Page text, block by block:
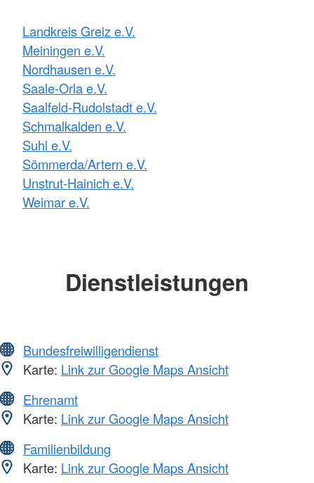
Landkreis Greiz e.V.
Meiningen e.V.
Nordhausen e.V.
Saale-Orla e.V.
Saalfeld-Rudolstadt e.V.
Schmalkalden e.V.
Suhl e.V.
Sömmerda/Artern e.V.
Unstrut-Hainich e.V.
Weimar e.V.
Dienstleistungen
Bundesfreiwilligendienst
Karte: Link zur Google Maps Ansicht
Ehrenamt
Karte: Link zur Google Maps Ansicht
Familienbildung
Karte: Link zur Google Maps Ansicht